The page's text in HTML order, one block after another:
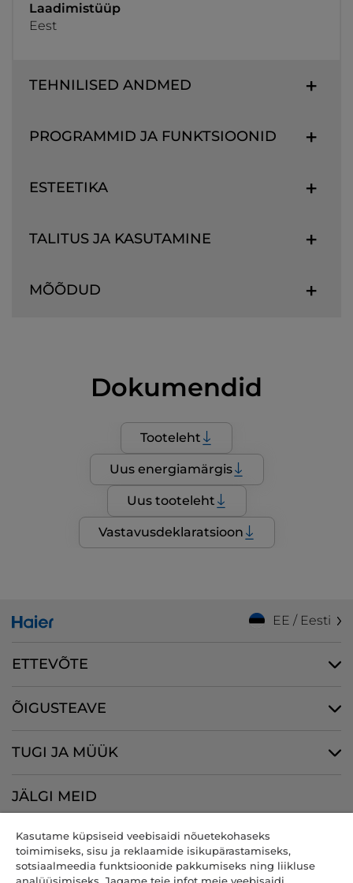
Laadimistüüp
Eest
TEHNILISED ANDMED
PROGRAMMID JA FUNKTSIOONID
ESTEETIKA
TALITUS JA KASUTAMINE
MÕÕDUD
Dokumendid
Tooteleht
Uus energiamärgis
Uus tooteleht
Vastavusdeklaratsioon
EE / Eesti
ETTEVÕTE
ÕIGUSTEAVE
TUGI JA MÜÜK
JÄLGI MEID
CANDY HOOVER GROUP S.r.I. - ainuosanik - REGISTRIJÄRGNE
Kasutame küpsiseid veebisaidi nõuetekohaseks
toimimiseks, sisu ja reklaamide isikupärastamiseks,
sotsiaalmeedia funktsioonide pakkumiseks ning liikluse